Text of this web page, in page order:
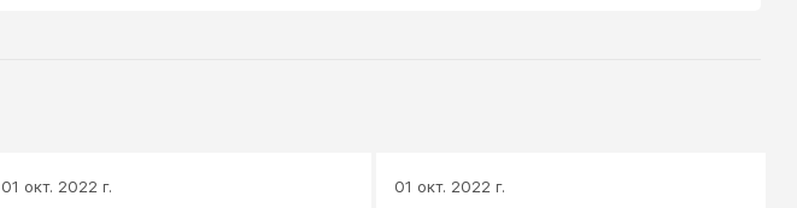
01 окт. 2022 г. 01 окт. 2022 г.